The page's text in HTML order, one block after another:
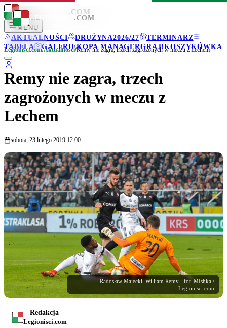
LEGIONISCI .COM
MENU
AKTUALNOŚCI
DRUŻYNA2026/27
TERMINARZ
TABELA
GALERIEKOPA MANAGERGRAJ!KOSZYKÓWKA
LEGIONISCI .COM
Legionisci.com/Aktualności/Remy nie zagra, trzech zagrożonych w meczu z Lechem
Remy nie zagra, trzech
zagrożonych w meczu z
Lechem
sobota, 23 lutego 2019 12:00
Radosław Majecki, William Remy - fot. MIshka /
Legionisci.com
Redakcja
Legionisci.com